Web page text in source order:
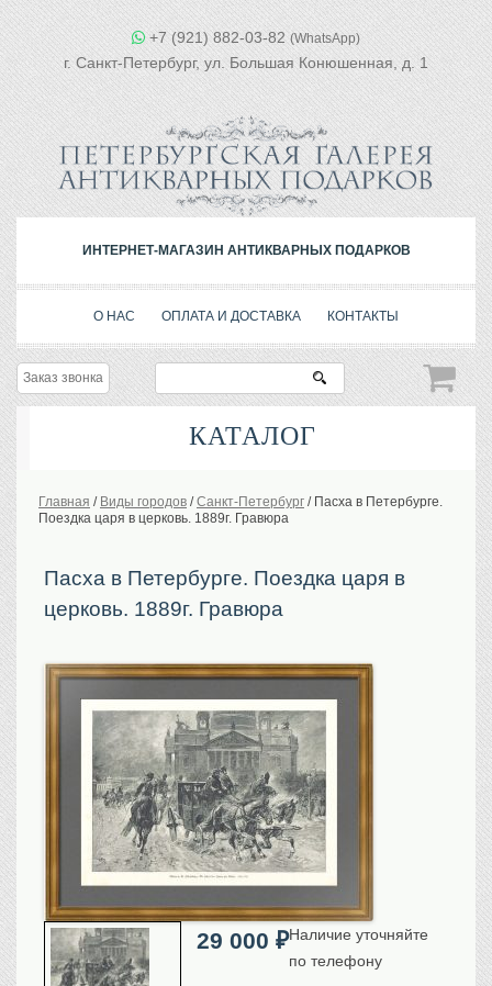
+7 (921) 882-03-82 (WhatsApp)
г. Санкт-Петербург, ул. Большая Конюшенная, д. 1
ИНТЕРНЕТ-МАГАЗИН АНТИКВАРНЫХ ПОДАРКОВ
О НАС ОПЛАТА И ДОСТАВКА КОНТАКТЫ
Заказ звонка
КАТАЛОГ
История Российской империи. Обычаи
Предметы VIP
Портреты царской семьи
Москва
Санкт-Петербург
Российская империя
Прочие
Старинные карты
Российская империя
Европа
Мир
Исторические карты
Виды городов
Москва
Главная / Виды городов /Санкт-Петербург / Пасха в Петербурге.
Поездка царя в церковь. 1889г. Гравюра
Пасха в Петербурге. Поездка царя в
церковь. 1889г. Гравюра
29 000₽Наличие уточняйте
по телефону